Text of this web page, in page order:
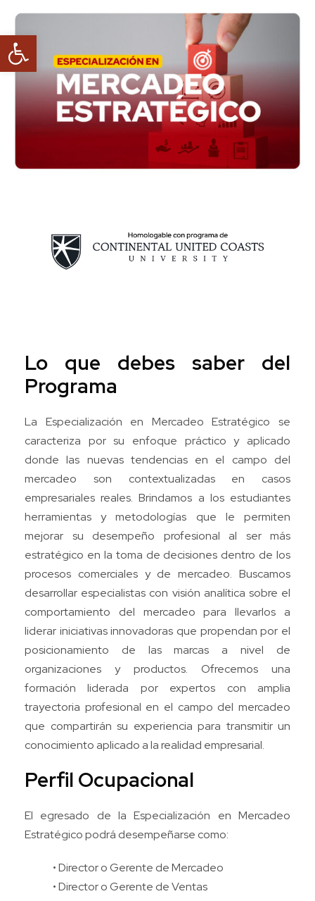
Abrir barra de herramientas
Lo que debes saber del
Programa
La Especialización en Mercadeo Estratégico se
caracteriza por su enfoque práctico y aplicado
donde las nuevas tendencias en el campo del
mercadeo son contextualizadas en casos
empresariales reales. Brindamos a los estudiantes
herramientas y metodologías que le permiten
mejorar su desempeño profesional al ser más
estratégico en la toma de decisiones dentro de los
procesos comerciales y de mercadeo. Buscamos
desarrollar especialistas con visión analítica sobre el
comportamiento del mercadeo para llevarlos a
liderar iniciativas innovadoras que propendan por el
posicionamiento de las marcas a nivel de
organizaciones y productos. Ofrecemos una
formación liderada por expertos con amplia
trayectoria profesional en el campo del mercadeo
que compartirán su experiencia para transmitir un
conocimiento aplicado a la realidad empresarial.
Perfil Ocupacional
El egresado de la Especialización en Mercadeo
Estratégico podrá desempeñarse como:
• Director o Gerente de Mercadeo
• Director o Gerente de Ventas